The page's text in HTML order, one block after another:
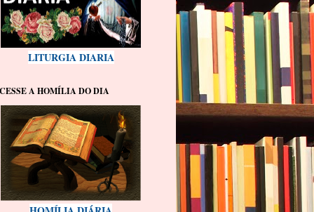
LITURGIA DIARIA
A HOMÍLIA DO DIA